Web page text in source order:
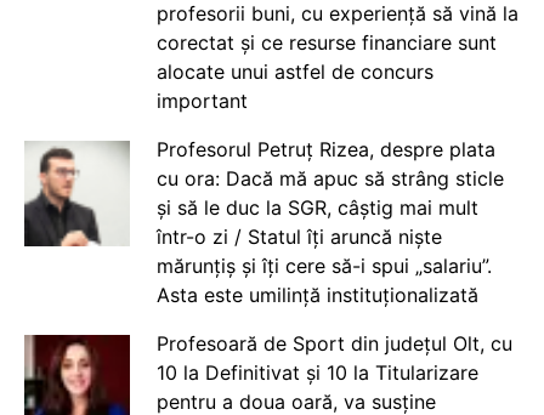
profesorii buni, cu experiență să vină la
corectat și ce resurse financiare sunt
alocate unui astfel de concurs
important
Profesorul Petruț Rizea, despre plata
cu ora: Dacă mă apuc să strâng sticle
și să le duc la SGR, câștig mai mult
într-o zi / Statul îți aruncă niște
mărunțiș și îți cere să-i spui „salariu”.
Asta este umilință instituționalizată
Profesoară de Sport din județul Olt, cu
10 la Definitivat și 10 la Titularizare
pentru a doua oară, va susține